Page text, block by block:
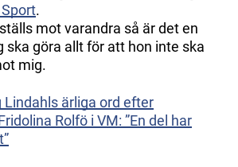
.
mot varandra så är det en
ska göra allt för att hon inte ska
mig.
Lindahls ärliga ord efter
Rolfö i VM: ”En del har